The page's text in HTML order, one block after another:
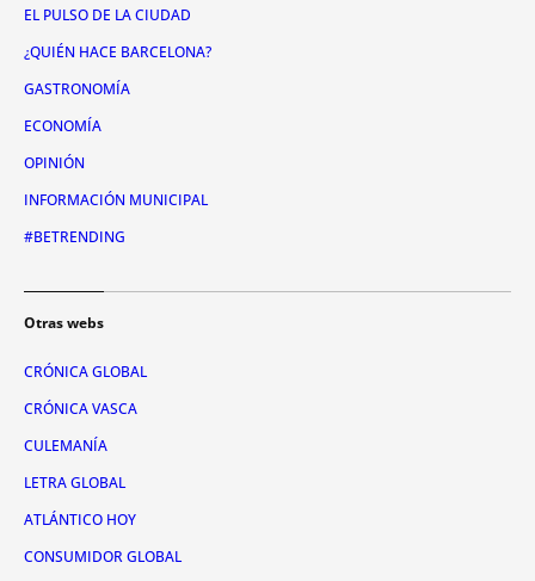
EL PULSO DE LA CIUDAD
¿QUIÉN HACE BARCELONA?
GASTRONOMÍA
ECONOMÍA
OPINIÓN
INFORMACIÓN MUNICIPAL
#BETRENDING
Otras webs
CRÓNICA GLOBAL
CRÓNICA VASCA
CULEMANÍA
LETRA GLOBAL
ATLÁNTICO HOY
CONSUMIDOR GLOBAL